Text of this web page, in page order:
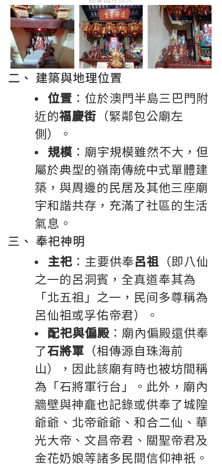
二、 建築與地理位置
位置 ：位於澳門半島三巴門附
近的福慶街 （緊鄰包公廟左
側）。
規模 ：廟宇規模雖然不大，但
屬於典型的嶺南傳統中式單體建
築，與周邊的民居及其他三座廟
宇和諧共存，充滿了社區的生活
氣息。
三、 奉祀神明
主祀 ：主要供奉呂祖 （即八仙
之一的呂洞賓，全真道奉其為
「北五祖」之一，民间多尊稱為
呂仙祖或孚佑帝君）。
配祀與偏殿 ：廟內偏殿還供奉
了石將軍 （相傳源自珠海前
山），因此該廟有時也被坊間稱
為「石將軍行台」。此外，廟內
牆壁與神龕也記錄或供奉了城隍
爺爺、北帝爺爺、和合二仙、華
光大帝、文昌帝君、關聖帝君及
金花奶娘等諸多民間信仰神祇。